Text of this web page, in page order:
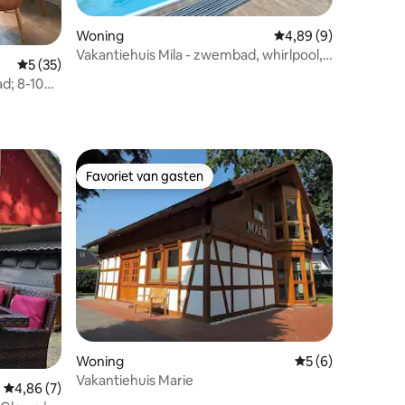
Gemiddelde beoordeling van 5 op 5, 35 recensies
5 (35)
8-10
Woning Gemiddelde
4,89 (9)
Vakantiehuis Mila - zwembad, whirlpool,
Gemiddelde beoordeling van 4,86 op 5, 7 recensies
4,86 (7)
Favoriet van gasten
Favoriet van gasten
Woning Gemiddelde
5 (6)
Vakantiehuis Marie